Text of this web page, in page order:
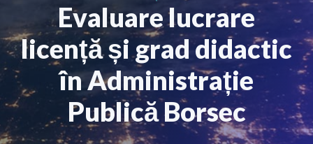
Evaluare lucrare
licență și grad didactic
în Administrație
Publică Borsec